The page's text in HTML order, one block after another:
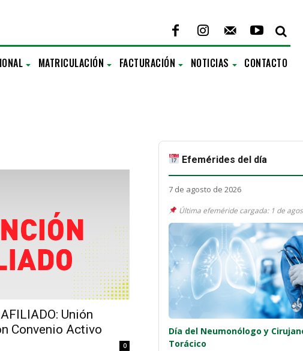
MATRICULACIÓN FACTURACIÓN NOTICIAS CONTACTO
Unión
Convenio Activo
0
Efemérides del día
7 de agosto de 2026
Última efeméride cargada: 1 de
Día del Neumonólogo y
Torácico